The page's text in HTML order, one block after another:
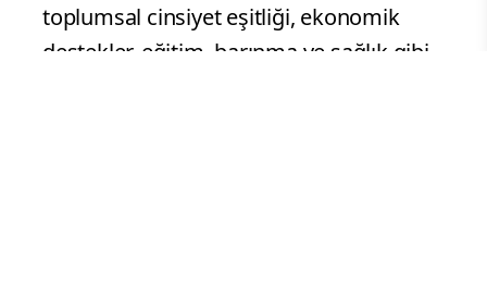
toplumsal cinsiyet eşitliği, ekonomik
destekler, eğitim, barınma ve sağlık gibi